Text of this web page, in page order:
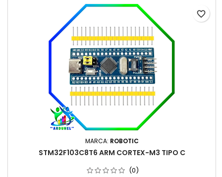
MARCA: ROBOTIC
STM32F103C8T6 ARM CORTEX-M3 TIPO C
(0)
favorite_border